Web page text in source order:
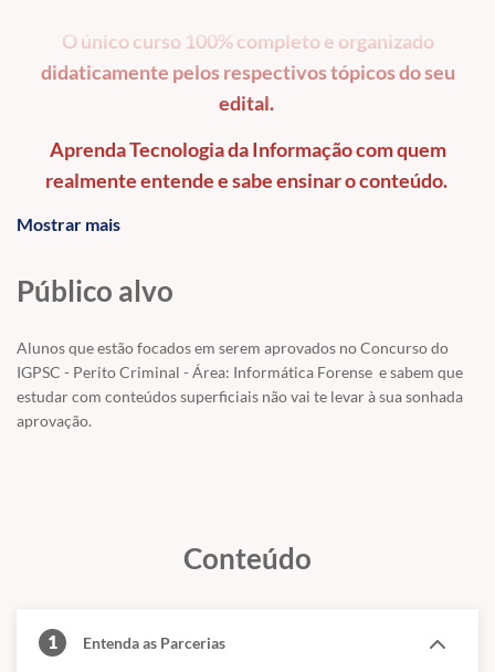
O único curso 100% completo e organizado
didaticamente pelos respectivos tópicos do seu
edital.
Aprenda Tecnologia da Informação com quem
realmente entende e sabe ensinar o conteúdo.
Não negligencie a principal disciplina do seu
Modalidade:Regular
Concurso: SC-2025
Cargo: Perito Criminal - Área: Informática
Banca: Multibancas
os alunos efetivamente matriculados e somente para os alunos efetivamente
20% de desconto nas assinaturas dos Planos Avançado e Padrão do
sitewww.tecconcursos.com.br
(todo o procedimento de cadastro e
Mostrar mais
Público alvo
Alunos que estão focados em serem aprovados no Concurso do
IGPSC - Perito Criminal - Área: Informática Forense e sabem que
estudar com conteúdos superficiais não vai te levar à sua sonhada
aprovação.
Conteúdo
1 Entenda as Parcerias